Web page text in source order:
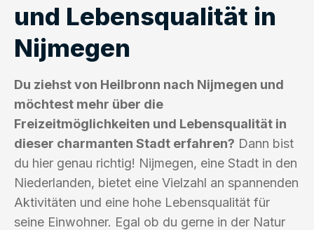
und Lebensqualität in
Nijmegen
Du ziehst von Heilbronn nach Nijmegen und
möchtest mehr über die
Freizeitmöglichkeiten und Lebensqualität in
dieser charmanten Stadt erfahren? Dann bist
du hier genau richtig! Nijmegen, eine Stadt in den
Niederlanden, bietet eine Vielzahl an spannenden
Aktivitäten und eine hohe Lebensqualität für
seine Einwohner. Egal ob du gerne in der Natur